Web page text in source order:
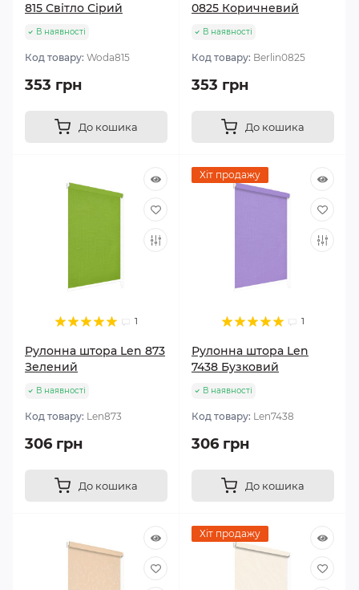
815 Світло Сірий
В наявності
Код товару: Woda815
353 грн
До кошика
0825 Коричневий
В наявності
Код товару: Berlin0825
353 грн
До кошика
1
Рулонна штора Len 873
Зелений
В наявності
Код товару: Len873
306 грн
До кошика
Хіт продажу
1
Рулонна штора Len
7438 Бузковий
В наявності
Код товару: Len7438
306 грн
До кошика
Хіт продажу